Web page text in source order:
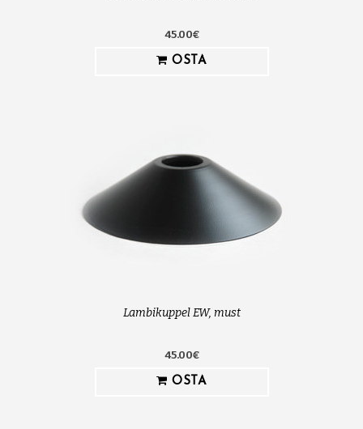
45.00€
OSTA
Lambikuppel EW, must
45.00€
OSTA